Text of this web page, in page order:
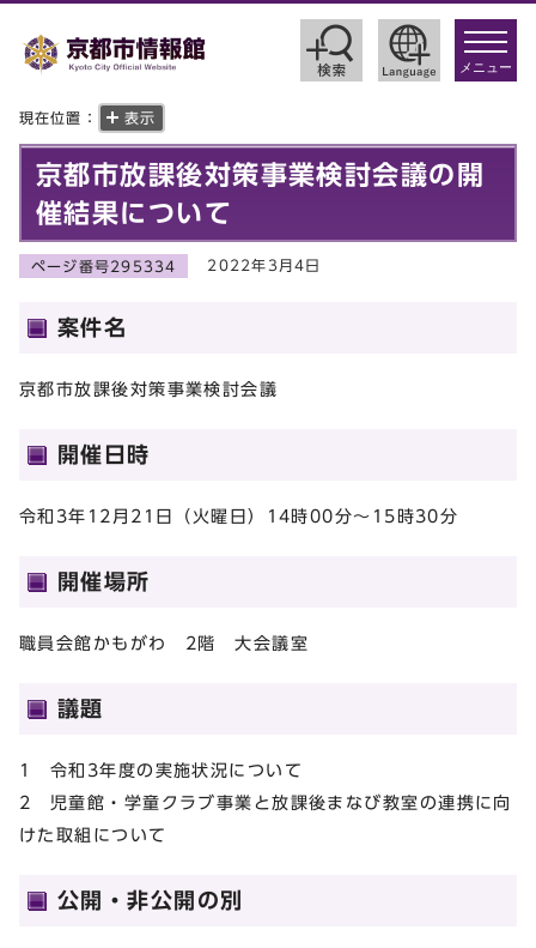
toggle
メニュー
現在位置： 表示
京都市放課後対策事業検討会議の開
催結果について
ページ番号295334 2022年3月4日
案件名
京都市放課後対策事業検討会議
開催日時
令和3年12月21日（火曜日）14時00分～15時30分
開催場所
職員会館かもがわ 2階 大会議室
議題
1 令和3年度の実施状況について
2 児童館・学童クラブ事業と放課後まなび教室の連携に向
けた取組について
公開・非公開の別